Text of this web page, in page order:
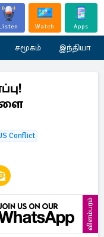
Listen Watch Apps
சமூகம் இந்தியா
Conflict
விளம்பரம்